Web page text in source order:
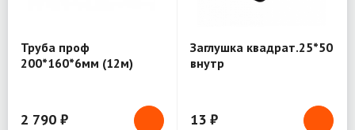
Труба проф
200*160*6мм (12м)
2 790 ₽
Заглушка квадрат.25*50
внутр
13 ₽